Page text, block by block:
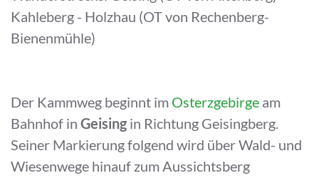
Kahleberg - Holzhau (OT von Rechenberg-
Bienenmühle)
Der Kammweg beginnt im Osterzgebirge am
Bahnhof in Geising in Richtung Geisingberg.
Seiner Markierung folgend wird über Wald- und
Wiesenwege hinauf zum Aussichtsberg